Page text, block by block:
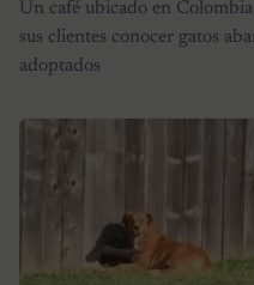
Un café ubicado en
sus clientes conocer gatos
adoptados